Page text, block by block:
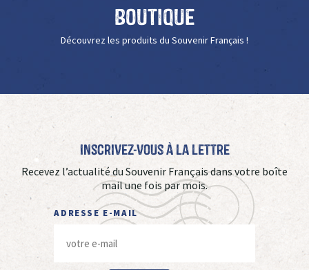
Boutique
Découvrez les produits du Souvenir Français !
Inscrivez-vous à La Lettre
Recevez l’actualité du Souvenir Français dans votre boîte
mail une fois par mois.
ADRESSE E-MAIL